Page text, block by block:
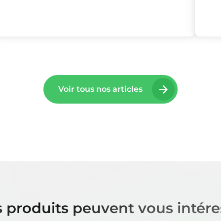
Voir tous nos articles
produits peuvent vous